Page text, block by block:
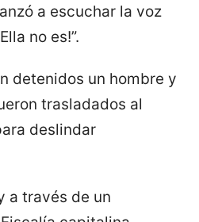
a escuchar la voz
no es!”.
detenidos un hombre y
trasladados al
deslindar
a través de un